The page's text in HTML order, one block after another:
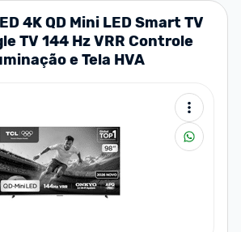
4K QD Mini LED Smart TV
TV 144 Hz VRR Controle
e Tela HVA